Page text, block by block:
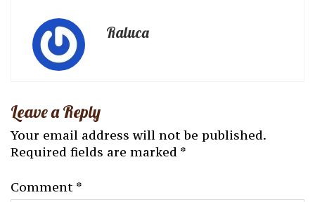
Raluca
Leave a Reply
Your email address will not be published.
Required fields are marked *
Comment *